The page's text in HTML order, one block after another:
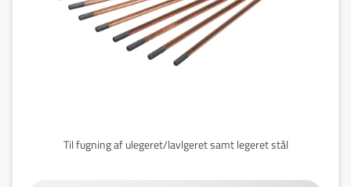
Til fugning af ulegeret/lavlgeret samt legeret stål